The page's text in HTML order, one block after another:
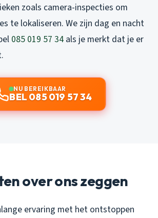
zoals camera-inspecties om
te lokaliseren. We zijn dag en nacht
085 019 57 34 als je merkt dat je er
NU BEREIKBAAR
BEL 085 019 57 34
over ons zeggen
ervaring met het ontstoppen